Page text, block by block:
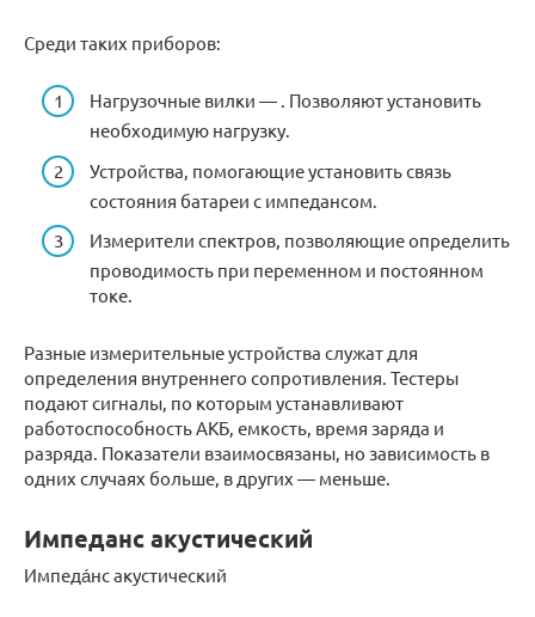
Среди таких приборов:
Нагрузочные вилки — . Позволяют установить
необходимую нагрузку.
Устройства, помогающие установить связь
состояния батареи с импедансом.
Измерители спектров, позволяющие определить
проводимость при переменном и постоянном
токе.
Разные измерительные устройства служат для
определения внутреннего сопротивления. Тестеры
подают сигналы, по которым устанавливают
работоспособность АКБ, емкость, время заряда и
разряда. Показатели взаимосвязаны, но зависимость в
одних случаях больше, в других — меньше.
Импеданс акустический
Импеда́нс акустический